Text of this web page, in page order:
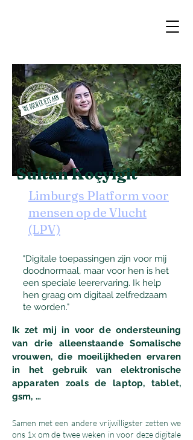
Sultan Koçyigit
Limburgs Platform voor
mensen op de Vlucht
(LPV)
"Digitale toepassingen zijn voor mij
doodnormaal, maar voor hen is het
een speciale leerervaring. Ik help
hen graag om digitaal zelfredzaam
te worden."
Ik zet mij in voor de ondersteuning
van drie alleenstaande Somalische
vrouwen, die moeilijkheden ervaren
in het gebruik van elektronische
apparaten zoals de laptop, tablet,
gsm, …
Samen met een andere vrijwilligster zetten we
ons 1x om de twee weken in voor deze digitale